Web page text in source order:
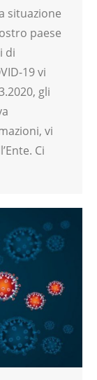
situazione
paese
di
19 vi
gli
vi
Ci